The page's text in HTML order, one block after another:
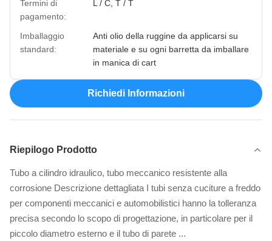
Termini di
pagamento:
L / C, T / T
Imballaggio
standard:
Anti olio della ruggine da applicarsi su
materiale e su ogni barretta da imballare
in manica di cart
Richiedi Informazioni
Riepilogo Prodotto
Tubo a cilindro idraulico, tubo meccanico resistente alla
corrosione Descrizione dettagliata I tubi senza cuciture a freddo
per componenti meccanici e automobilistici hanno la tolleranza
precisa secondo lo scopo di progettazione, in particolare per il
piccolo diametro esterno e il tubo di parete ...